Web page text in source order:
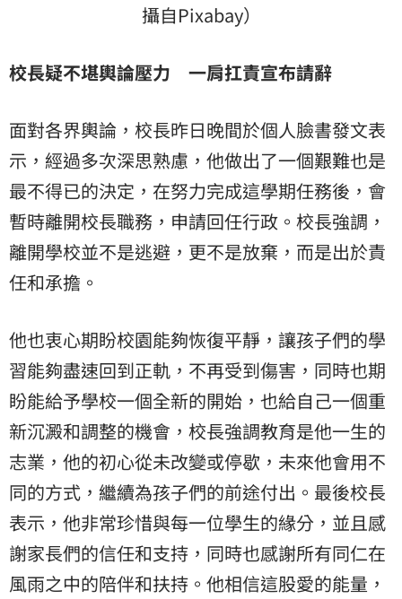
攝自Pixabay）
校長疑不堪輿論壓力 一肩扛責宣布請辭
面對各界輿論，校長昨日晚間於個人臉書發文表
示，經過多次深思熟慮，他做出了一個艱難也是
最不得已的決定，在努力完成這學期任務後，會
暫時離開校長職務，申請回任行政。校長強調，
離開學校並不是逃避，更不是放棄，而是出於責
任和承擔。
他也衷心期盼校園能夠恢復平靜，讓孩子們的學
習能夠盡速回到正軌，不再受到傷害，同時也期
盼能給予學校一個全新的開始，也給自己一個重
新沉澱和調整的機會，校長強調教育是他一生的
志業，他的初心從未改變或停歇，未來他會用不
同的方式，繼續為孩子們的前途付出。最後校長
表示，他非常珍惜與每一位學生的緣分，並且感
謝家長們的信任和支持，同時也感謝所有同仁在
風雨之中的陪伴和扶持。他相信這股愛的能量，